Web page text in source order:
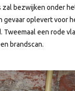
bezwijken onder
gevaar oplevert voor
Tweemaal een rode
brandscan.